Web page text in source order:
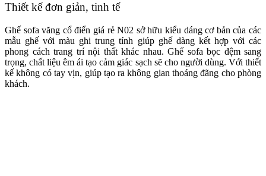
Thiết kế đơn giản, tinh tế
Ghế sofa văng cổ điển giá rẻ N02 sở hữu kiểu dáng cơ bản của các
mẫu ghế với màu ghi trung tính giúp ghế dàng kết hợp với các
phong cách trang trí nội thất khác nhau. Ghế sofa bọc đệm sang
trọng, chất liệu êm ái tạo cảm giác sạch sẽ cho người dùng. Với thiết
kế không có tay vịn, giúp tạo ra không gian thoáng đãng cho phòng
khách.